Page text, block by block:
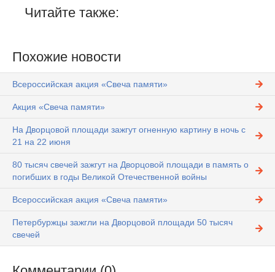
Читайте также:
Похожие новости
Всероссийская акция «Свеча памяти»
Акция «Свеча памяти»
На Дворцовой площади зажгут огненную картину в ночь с
21 на 22 июня
80 тысяч свечей зажгут на Дворцовой площади в память о
погибших в годы Великой Отечественной войны
Всероссийская акция «Свеча памяти»
Петербуржцы зажгли на Дворцовой площади 50 тысяч
свечей